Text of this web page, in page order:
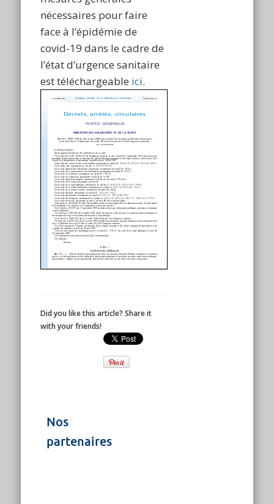
nécessaires pour faire
face à l’épidémie de
covid-19 dans le cadre de
l’état d’urgence sanitaire
est téléchargeable ici.
Did you like this article? Share it
with your friends!
Nos
partenaires